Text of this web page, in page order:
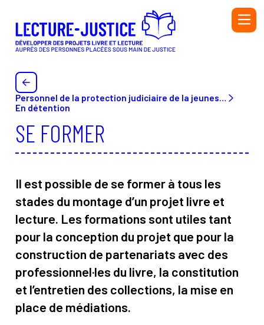
Personnel de la protection judiciaire de la jeunesse (PJJ) ou du secteur associatif habilité (SAH) et de l’Éducation nationale
En détention
SE FORMER
Il est possible de se former à tous les
stades du montage d’un projet livre et
lecture. Les formations sont utiles tant
pour la conception du projet que pour la
construction de partenariats avec des
professionnel·les du livre, la constitution
et l’entretien des collections, la mise en
place de médiations.
DE L'ÉDUCATION NATIONALE
PERSONNEL DE LA PROTECTION JUDICIAIRE DE LA
JEUNESSE (PJJ), DU SECTEUR ASSOCIATIF HABILITÉ
BIBLIOTHÉCAIRE
BÉNÉVOLE OU SALARIÉ·E D’UNE ASSOCIATION
AUTEUR OU AUTRICE
INTERVENANT·E
Initiatives Ressources
Annuaire Glossaire
À propos Contact
Rechercher